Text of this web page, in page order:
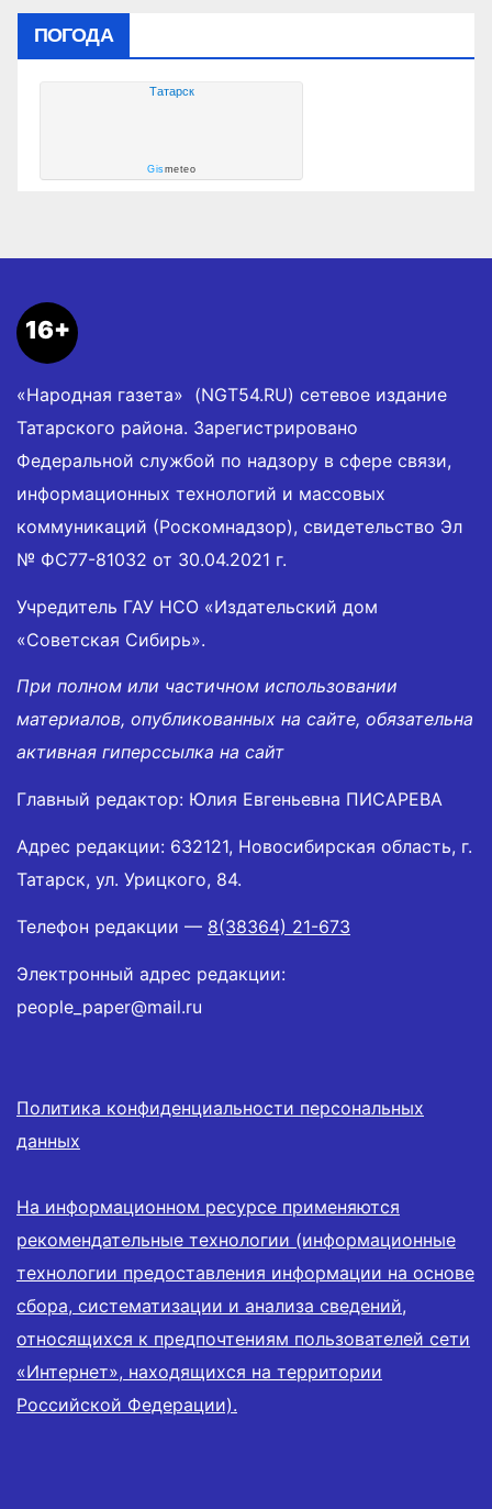
ПОГОДА
Татарск
Gismeteo
16+
«Народная газета» (NGT54.RU) сетевое издание
Татарского района. Зарегистрировано
Федеральной службой по надзору в сфере связи,
информационных технологий и массовых
коммуникаций (Роскомнадзор), свидетельство Эл
№ ФС77-81032 от 30.04.2021 г.
Учредитель ГАУ НСО «Издательский дом
«Советская Сибирь».
При полном или частичном использовании
материалов, опубликованных на сайте, обязательна
активная гиперссылка на сайт
Главный редактор: Юлия Евгеньевна ПИСАРЕВА
Адрес редакции: 632121, Новосибирская область, г.
Татарск, ул. Урицкого, 84.
Телефон редакции — 8(38364) 21-673
Электронный адрес редакции:
people_paper@mail.ru
Политика конфиденциальности персональных
данных
На информационном ресурсе применяются
рекомендательные технологии (информационные
технологии предоставления информации на основе
сбора, систематизации и анализа сведений,
относящихся к предпочтениям пользователей сети
«Интернет», находящихся на территории
Российской Федерации).